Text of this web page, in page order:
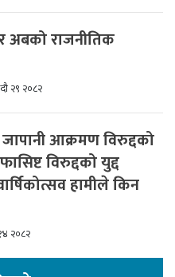
राजनीतिक
२९ २०८२
आक्रमण विरुद्दको
विरुद्दको युद्द
हामीले किन
२०८२